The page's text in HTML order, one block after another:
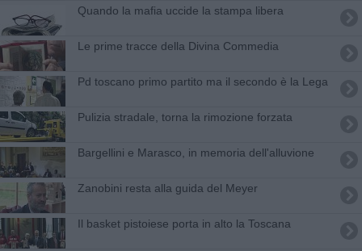
Quando la mafia uccide la stampa libera
Le prime tracce della Divina Commedia
Pd toscano primo partito ma il secondo è la Lega
Pulizia stradale, torna la rimozione forzata
Bargellini e Marasco, in memoria dell'alluvione
Zanobini resta alla guida del Meyer
Il basket pistoiese porta in alto la Toscana